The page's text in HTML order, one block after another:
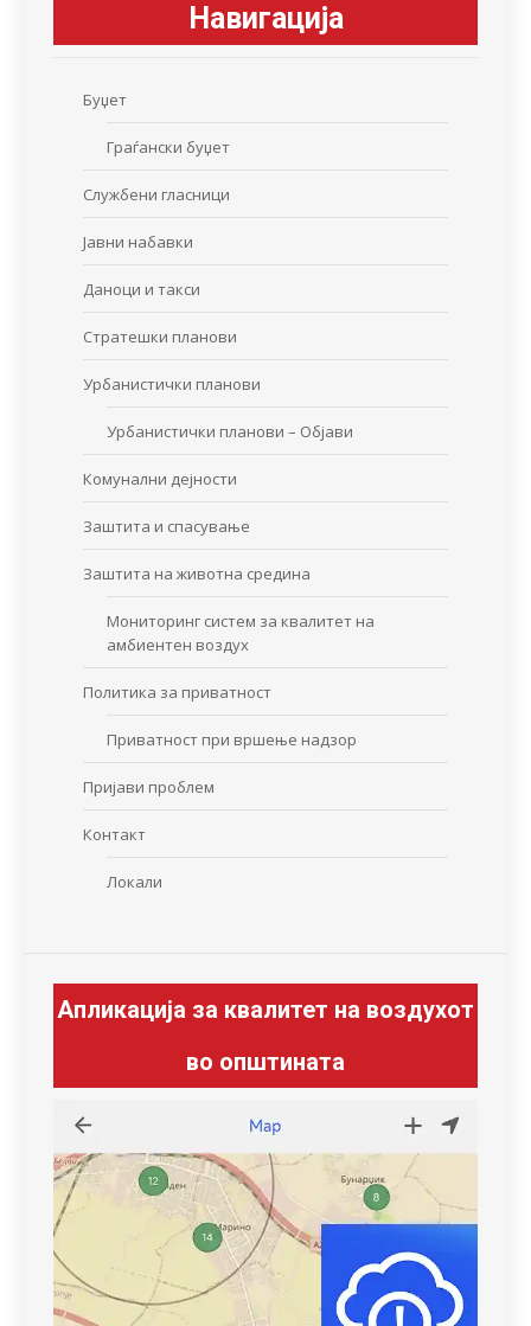
Навигација
Буџет
Граѓански буџет
Службени гласници
Јавни набавки
Даноци и такси
Стратешки планови
Урбанистички планови
Урбанистички планови – Објави
Комунални дејности
Заштита и спасување
Заштита на животна средина
Мониторинг систем за квалитет на
амбиентен воздух
Политика за приватност
Приватност при вршење надзор
Пријави проблем
Контакт
Локали
Апликација за квалитет на воздухот
во општината